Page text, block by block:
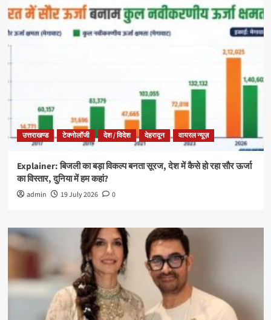
उत्तराखण्ड टेक्नोलॉजी देश / विदेश देहरादून वायरल न्यूज़
Explainer: बिजली का बड़ा विकल्प बनता सूरज, देश में कैसे हो रहा सौर ऊर्जा
का विस्तार, दुनिया में हम कहां?
admin 19 July 2026 0